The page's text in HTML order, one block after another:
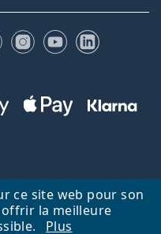
ce site web pour son
la meilleure
Plus
FacebookInstagram
YouTubeLinkedIn